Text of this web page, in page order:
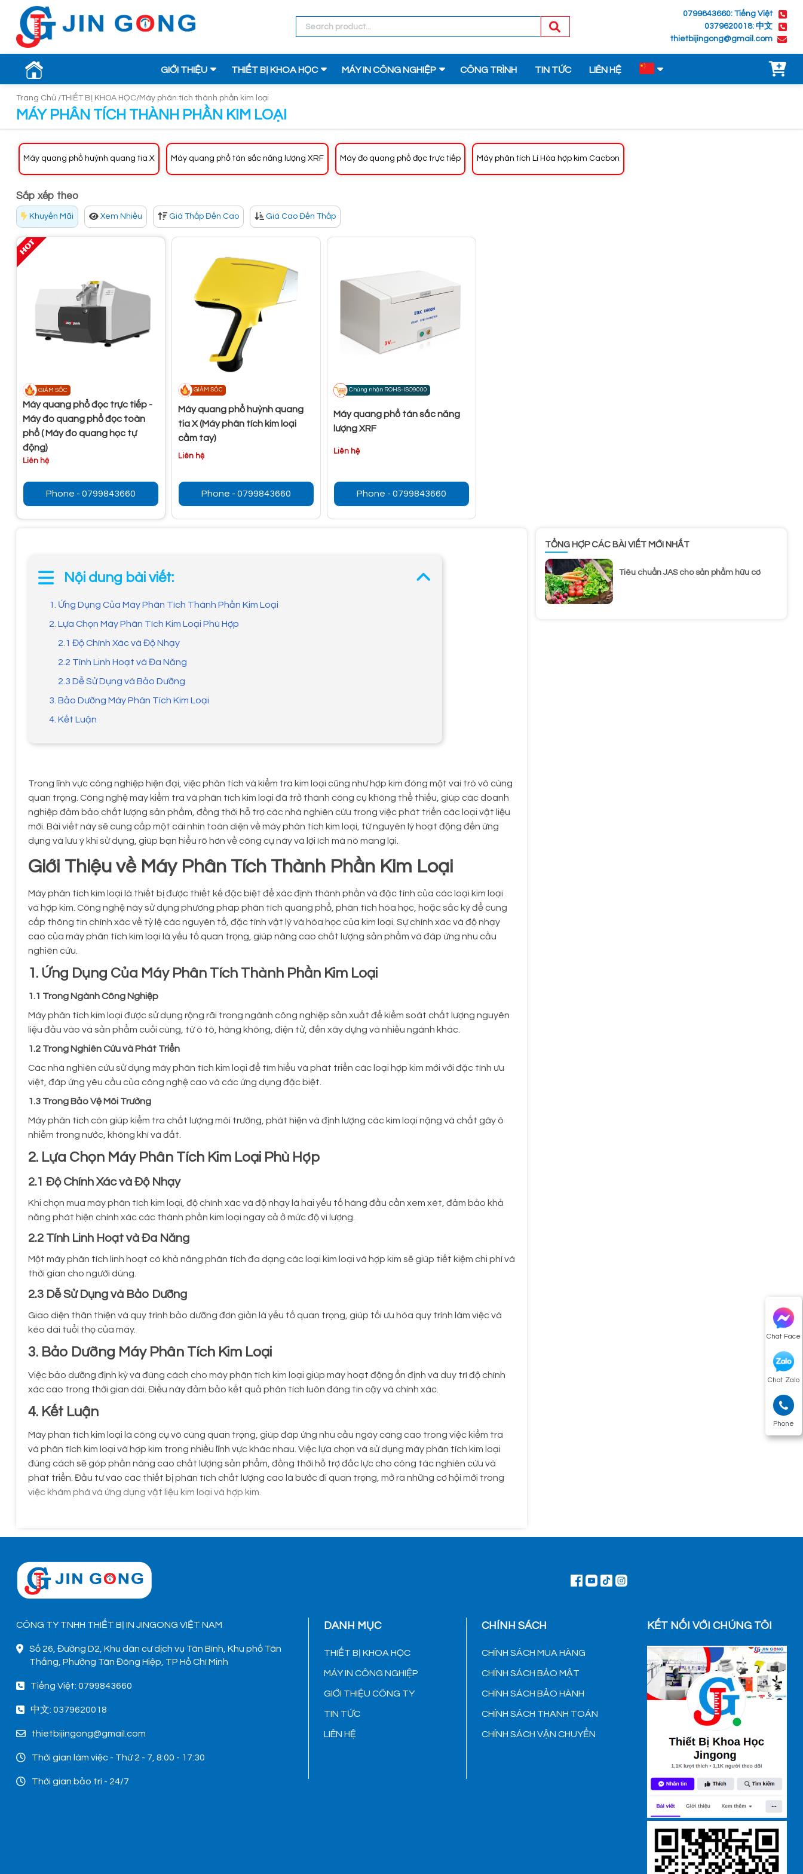
0799843660: Tiếng Việt
0379620018: 中文
thietbijingong@gmail.com
GIỚI THIỆU THIẾT BỊ KHOA HỌC MÁY IN CÔNG NGHIỆP CÔNG TRÌNH TIN TỨC LIÊN HỆ
Chat Face
Chat Zalo
Phone
Trang Chủ /THIẾT BỊ KHOA HỌC/Máy phân tích thành phần kim loại
MÁY PHÂN TÍCH THÀNH PHẦN KIM LOẠI
Máy quang phổ huỳnh quang tia X Máy quang phổ tán sắc năng lượng XRF Máy đo quang phổ đọc trực tiếp Máy phân tích Lí Hóa hợp kim Cacbon
Sắp xếp theo
Khuyến Mãi Xem Nhiều Giá Thấp Đến Cao Giá Cao Đến Thấp
GIẢM SỐC
Máy quang phổ đọc trực tiếp -
Máy đo quang phổ đọc toàn
phổ ( Máy đo quang học tự
động)
Liên hệ
Phone - 0799843660
GIẢM SỐC
Máy quang phổ huỳnh quang
tia X (Máy phân tích kim loại
cầm tay)
Liên hệ
Phone - 0799843660
Chứng nhận ROHS-ISO9000
Máy quang phổ tán sắc năng
lượng XRF
Liên hệ
Phone - 0799843660
Nội dung bài viết:
1. Ứng Dụng Của Máy Phân Tích Thành Phần Kim Loại
2. Lựa Chọn Máy Phân Tích Kim Loại Phù Hợp
2.1 Độ Chính Xác và Độ Nhạy
2.2 Tính Linh Hoạt và Đa Năng
2.3 Dễ Sử Dụng và Bảo Dưỡng
3. Bảo Dưỡng Máy Phân Tích Kim Loại
4. Kết Luận
Trong lĩnh vực công nghiệp hiện đại, việc phân tích và kiểm tra kim loại cũng như hợp kim đóng một vai trò vô cùng
quan trọng. Công nghệ máy kiểm tra và phân tích kim loại đã trở thành công cụ không thể thiếu, giúp các doanh
nghiệp đảm bảo chất lượng sản phẩm, đồng thời hỗ trợ các nhà nghiên cứu trong việc phát triển các loại vật liệu
mới. Bài viết này sẽ cung cấp một cái nhìn toàn diện về máy phân tích kim loại, từ nguyên lý hoạt động đến ứng
dụng và lưu ý khi sử dụng, giúp bạn hiểu rõ hơn về công cụ này và lợi ích mà nó mang lại.
Giới Thiệu về Máy Phân Tích Thành Phần Kim Loại
Máy phân tích kim loại là thiết bị được thiết kế đặc biệt để xác định thành phần và đặc tính của các loại kim loại
và hợp kim. Công nghệ này sử dụng phương pháp phân tích quang phổ, phân tích hóa học, hoặc sắc ký để cung
cấp thông tin chính xác về tỷ lệ các nguyên tố, đặc tính vật lý và hóa học của kim loại. Sự chính xác và độ nhạy
cao của máy phân tích kim loại là yếu tố quan trọng, giúp nâng cao chất lượng sản phẩm và đáp ứng nhu cầu
nghiên cứu.
1. Ứng Dụng Của Máy Phân Tích Thành Phần Kim Loại
1.1 Trong Ngành Công Nghiệp
Máy phân tích kim loại được sử dụng rộng rãi trong ngành công nghiệp sản xuất để kiểm soát chất lượng nguyên
liệu đầu vào và sản phẩm cuối cùng, từ ô tô, hàng không, điện tử, đến xây dựng và nhiều ngành khác.
1.2 Trong Nghiên Cứu và Phát Triển
Các nhà nghiên cứu sử dụng máy phân tích kim loại để tìm hiểu và phát triển các loại hợp kim mới với đặc tính ưu
việt, đáp ứng yêu cầu của công nghệ cao và các ứng dụng đặc biệt.
1.3 Trong Bảo Vệ Môi Trường
Máy phân tích còn giúp kiểm tra chất lượng môi trường, phát hiện và định lượng các kim loại nặng và chất gây ô
nhiễm trong nước, không khí và đất.
2. Lựa Chọn Máy Phân Tích Kim Loại Phù Hợp
2.1 Độ Chính Xác và Độ Nhạy
Khi chọn mua máy phân tích kim loại, độ chính xác và độ nhạy là hai yếu tố hàng đầu cần xem xét, đảm bảo khả
năng phát hiện chính xác các thành phần kim loại ngay cả ở mức độ vi lượng.
2.2 Tính Linh Hoạt và Đa Năng
Một máy phân tích linh hoạt có khả năng phân tích đa dạng các loại kim loại và hợp kim sẽ giúp tiết kiệm chi phí và
thời gian cho người dùng.
2.3 Dễ Sử Dụng và Bảo Dưỡng
Giao diện thân thiện và quy trình bảo dưỡng đơn giản là yếu tố quan trọng, giúp tối ưu hóa quy trình làm việc và
kéo dài tuổi thọ của máy.
3. Bảo Dưỡng Máy Phân Tích Kim Loại
Việc bảo dưỡng định kỳ và đúng cách cho máy phân tích kim loại giúp máy hoạt động ổn định và duy trì độ chính
xác cao trong thời gian dài. Điều này đảm bảo kết quả phân tích luôn đáng tin cậy và chính xác.
4. Kết Luận
Máy phân tích kim loại là công cụ vô cùng quan trọng, giúp đáp ứng nhu cầu ngày càng cao trong việc kiểm tra
và phân tích kim loại và hợp kim trong nhiều lĩnh vực khác nhau. Việc lựa chọn và sử dụng máy phân tích kim loại
đúng cách sẽ góp phần nâng cao chất lượng sản phẩm, đồng thời hỗ trợ đắc lực cho công tác nghiên cứu và
phát triển. Đầu tư vào các thiết bị phân tích chất lượng cao là bước đi quan trọng, mở ra những cơ hội mới trong
việc khám phá và ứng dụng vật liệu kim loại và hợp kim.
TỔNG HỢP CÁC BÀI VIẾT MỚI NHẤT
Tiêu chuẩn JAS cho sản phẩm hữu cơ
CÔNG TY TNHH THIẾT BỊ IN JINGONG VIỆT NAM
Số 26, Đường D2, Khu dân cư dịch vụ Tân Bình, Khu phố Tân
Thắng, Phường Tân Đông Hiệp, TP Hồ Chí Minh
Tiếng Việt: 0799843660
中文: 0379620018
thietbijingong@gmail.com
Thời gian làm việc - Thứ 2 - 7, 8:00 - 17:30
Thời gian bảo trì - 24/7
DANH MỤC
THIẾT BỊ KHOA HỌC
MÁY IN CÔNG NGHIỆP
GIỚI THIỆU CÔNG TY
TIN TỨC
LIÊN HỆ
CHÍNH SÁCH
CHÍNH SÁCH MUA HÀNG
CHÍNH SÁCH BẢO MẬT
CHÍNH SÁCH BẢO HÀNH
CHÍNH SÁCH THANH TOÁN
CHÍNH SÁCH VẬN CHUYỂN
KẾT NỐI VỚI CHÚNG TÔI